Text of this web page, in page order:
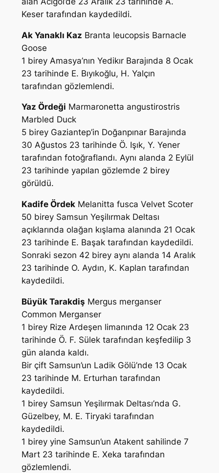
Keser tarafından kaydedildi.
Ak Yanaklı Kaz Branta leucopsis Barnacle
Goose
1 birey Amasya’nın Yedikır Barajında 8 Ocak
23 tarihinde E. Bıyıkoğlu, H. Yalçın
tarafından gözlemlendi.
Yaz Ördeği Marmaronetta angustirostris
Marbled Duck
5 birey Gaziantep’in Doğanpınar Barajında
30 Ağustos 23 tarihinde Ö. Işık, Y. Yener
tarafından fotoğraflandı. Aynı alanda 2 Eylül
23 tarihinde yapılan gözlemde 2 birey
görüldü.
Kadife Ördek Melanitta fusca Velvet Scoter
50 birey Samsun Yeşilırmak Deltası
açıklarında olağan kışlama alanında 21 Ocak
23 tarihinde E. Başaktarafından kaydedildi.
Sonraki sezon 42 birey aynı alanda 14 Aralık
23 tarihinde O. Aydın, K. Kaplan tarafından
kaydedildi.
Büyük Tarakdiş Mergus merganser
Common Merganser
1 birey Rize Ardeşen limanında 12 Ocak 23
tarihinde Ö. F. Sülektarafından keşfedilip 3
gün alanda kaldı.
Bir çift Samsun’un Ladik Gölü’nde 13 Ocak
23 tarihinde M. Erturhan tarafından
kaydedildi.
1 birey Samsun Yeşilırmak Deltası’nda G.
Güzelbey, M. E. Tiryaki tarafından
kaydedildi.
1 birey yine Samsun’un Atakent sahilinde 7
Mart 23 tarihinde E. Xeka tarafından
gözlemlendi.